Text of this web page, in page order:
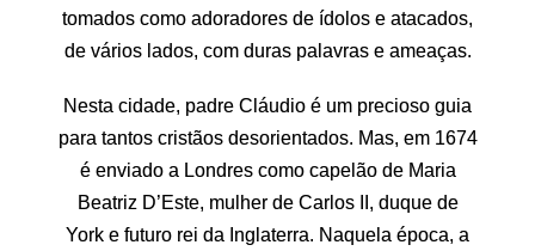
tomados como adoradores de ídolos e atacados,
de vários lados, com duras palavras e ameaças.
Nesta cidade, padre Cláudio é um precioso guia
para tantos cristãos desorientados. Mas, em 1674
é enviado a Londres como capelão de Maria
Beatriz D’Este, mulher de Carlos II, duque de
York e futuro rei da Inglaterra. Naquela época, a